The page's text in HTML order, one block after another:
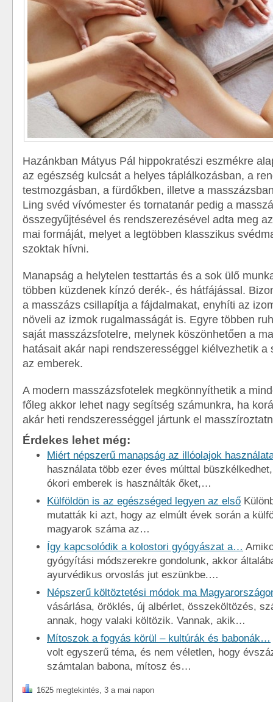
Hazánkban Mátyus Pál hippokratészi eszmékre
az egészség kulcsát a helyes táplálkozásban, a
testmozgásban, a fürdőkben, illetve a
Ling svéd vívómester és tornatanár pedig a
összegyűjtésével és rendszerezésével adta meg
mai formáját, melyet a legtöbben klasszikus
szoktak hívni.
Manapság a helytelen testtartás és a sok ülő
többen küzdenek kínzó derék-, és hátfájással.
a masszázs csillapítja a fájdalmakat, enyhíti az
növeli az izmok rugalmasságát is. Egyre többen
saját masszázsfotelre, melynek köszönhetően a
hatásait akár napi rendszerességgel kiélvezhetik a
az emberek.
A modern masszázsfotelek megkönnyíthetik a
főleg akkor lehet nagy segítség számunkra, ha
akár heti rendszerességgel jártunk el
Érdekes lehet még:
Miért népszerű manapság az illóolajok
használata több ezer éves múlttal
ókori emberek is használták őket,…
Külföldön is az egészséged legyen az első
mutatták ki azt, hogy az elmúlt évek során a
magyarok száma az…
Így kapcsolódik a kolostori gyógyászat a…
gyógyítási módszerekre gondolunk, akkor
ayurvédikus orvoslás jut eszünkbe.…
Népszerű költöztetési módok ma
vásárlása, öröklés, új albérlet, összeköltözés,
annak, hogy valaki költözik. Vannak, akik…
Mítoszok a fogyás körül – kultúrák és babonák…
volt egyszerű téma, és nem véletlen, hogy
számtalan babona, mítosz és…
1625 megtekintés, 3 a mai napon